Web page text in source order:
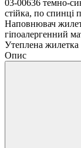
03-00636 темно-
стійка, по спинці
Наповнювач
гіпоалергенний
Утеплена жилетка
Опис